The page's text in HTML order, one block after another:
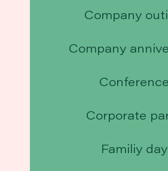
Company
Company
Conference
Corporate
Familiy day